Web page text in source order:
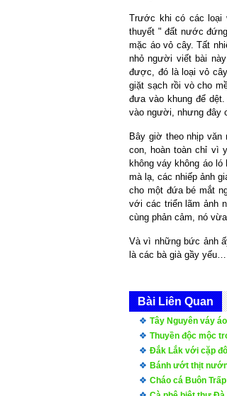
Trước khi có các loại
thuyết " đất nước
mặc áo vỏ cây. Tất
nhỏ người viết bài
được, đó là loại vỏ
giặt sạch rồi vò cho
đưa vào khung để
vào người, nhưng đây
Bây giờ theo nhịp
con, hoàn toàn chỉ vì
không váy không áo
mà lạ, các nhiếp ảnh
cho một đứa bé mắt
với các triển lãm ảnh
cùng phản cảm, nó
Và vì những bức ảnh
là các bà già gầy yếu…
Bài Liên Quan
Tây Nguyên váy
Thuyền độc mộc
Đắk Lắk với cặp
Bánh ướt thịt
Cháo cá Buôn Trấp